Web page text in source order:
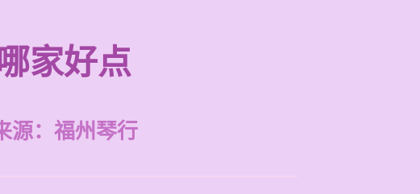
家好点
源： 福州琴行